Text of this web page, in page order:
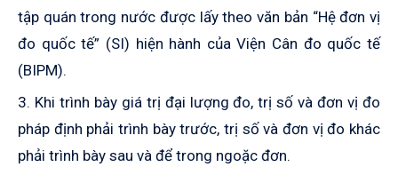
tập quán trong nước được lấy theo văn bản “Hệ đơn vị
đo quốc tế” (SI) hiện hành của Viện Cân đo quốc tế
(BIPM).
3. Khi trình bày giá trị đại lượng đo, trị số và đơn vị đo
pháp định phải trình bày trước, trị số và đơn vị đo khác
phải trình bày sau và để trong ngoặc đơn.